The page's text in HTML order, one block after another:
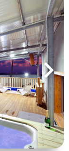
keyboard_arrow_right